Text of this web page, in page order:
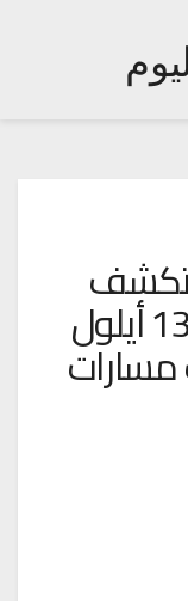
تكشف
توقعات يوم الثلاثاء 13 أيلول
بحسب مسارات